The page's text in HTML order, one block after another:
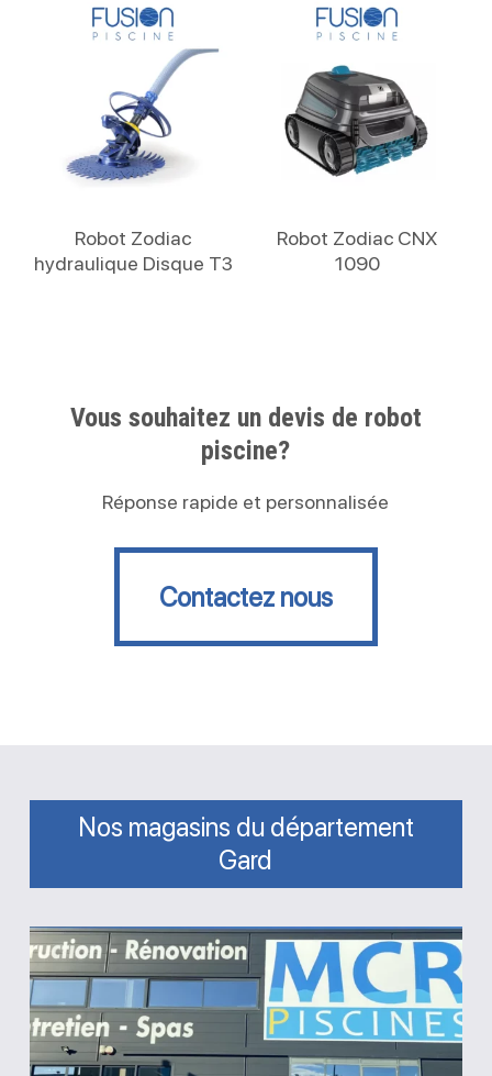
Robot Zodiac
hydraulique Disque T3
Robot Zodiac CNX
1090
Vous souhaitez un devis de robot
piscine?
Réponse rapide et personnalisée
Contactez nous
Contactez nous
Nos magasins du département
Gard
Magasin
MCR
Piscines
et